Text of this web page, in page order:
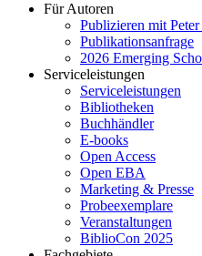
Für Autoren
Publizieren mit
Publikationsanfrage
2026 Emerging
Serviceleistungen
Serviceleistungen
Bibliotheken
Buchhändler
E-books
Open Access
Open EBA
Marketing & Presse
Probeexemplare
Veranstaltungen
BiblioCon 2025